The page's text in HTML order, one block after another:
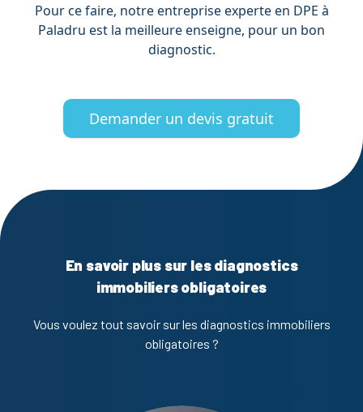
Pour ce faire, notre entreprise experte en DPE à
Paladru est la meilleure enseigne, pour un bon
diagnostic.
Demander un devis gratuit
En savoir plus sur les diagnostics
immobiliers obligatoires
Vous voulez tout savoir sur les diagnostics immobiliers
obligatoires ?